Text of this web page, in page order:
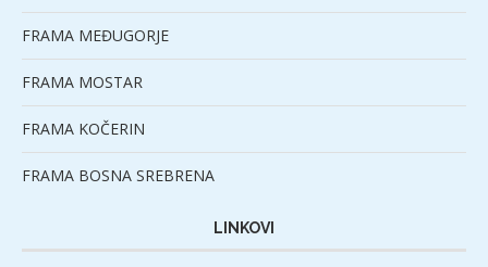
FRAMA MEĐUGORJE
FRAMA MOSTAR
FRAMA KOČERIN
FRAMA BOSNA SREBRENA
LINKOVI